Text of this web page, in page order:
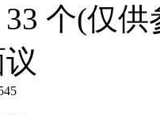
33 个(仅供